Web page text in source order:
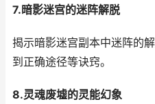
7.暗影迷宫的迷阵解脱
揭示暗影迷宫副本中迷阵的
到正确途径等诀窍。
8.灵魂废墟的灵能幻象